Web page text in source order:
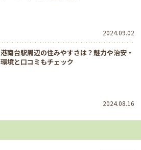
2024.09.02
港南台駅周辺の住みやすさは？魅力や治安・
環境と口コミもチェック
2024.08.16